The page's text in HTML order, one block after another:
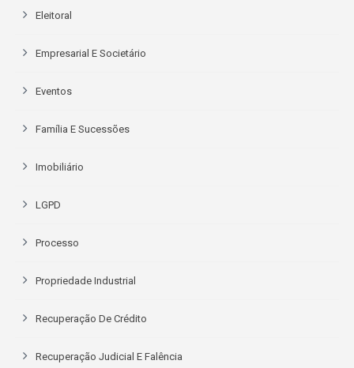
Eleitoral
Empresarial E Societário
Eventos
Família E Sucessões
Imobiliário
LGPD
Processo
Propriedade Industrial
Recuperação De Crédito
Recuperação Judicial E Falência